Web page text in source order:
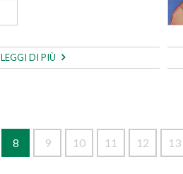
LEGGI DI PIÙ
8 9 10 11 12 13